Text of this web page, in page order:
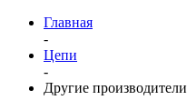
Главная
-
Цепи
-
Другие производители